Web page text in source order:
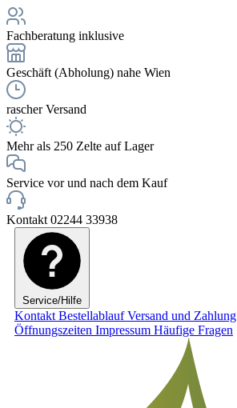
Fachberatung inklusive
Geschäft (Abholung) nahe Wien
rascher Versand
Mehr als 250 Zelte auf Lager
Service vor und nach dem Kauf
Kontakt 02244 33938
Service/Hilfe
Kontakt BestellablaufVersand und Zahlung
Öffnungszeiten Impressum Häufige Fragen